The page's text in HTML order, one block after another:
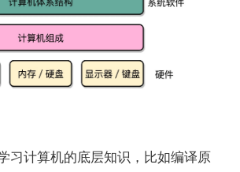
习计算机的底层知识，比如编译原